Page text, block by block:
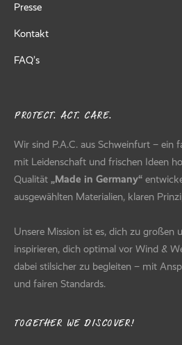
Presse
Kontakt
FAQ’s
PROTECT. ACT. CARE.
Wir sind P.A.C. aus Schweinfurt – ein
mit Leidenschaft und frischen Ideen
Qualität „Made in Germany“
ausgewählten Materialien, klaren
Unsere Mission ist es, dich zu großen
inspirieren, dich optimal vor Wind &
dabei stilsicher zu begleiten – mit
und fairen Standards.
TOGETHER WE DISCOVER!